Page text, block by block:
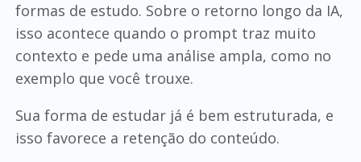
formas de estudo. Sobre o retorno longo da IA,
isso acontece quando o prompt traz muito
contexto e pede uma análise ampla, como no
exemplo que você trouxe.
Sua forma de estudar já é bem estruturada, e
isso favorece a retenção do conteúdo.